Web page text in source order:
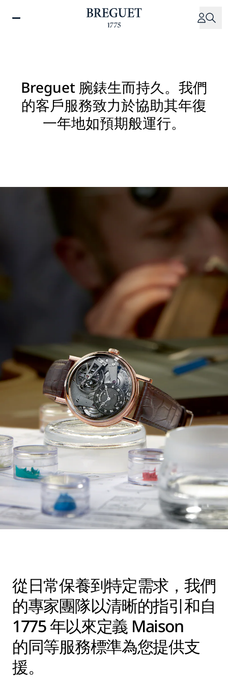
Breguet 腕錶生而持久。我們
的客戶服務致力於協助其年復
一年地如預期般運行。
從日常保養到特定需求，我們
的專家團隊以清晰的指引和自
1775 年以來定義 Maison
的同等服務標準為您提供支
援。